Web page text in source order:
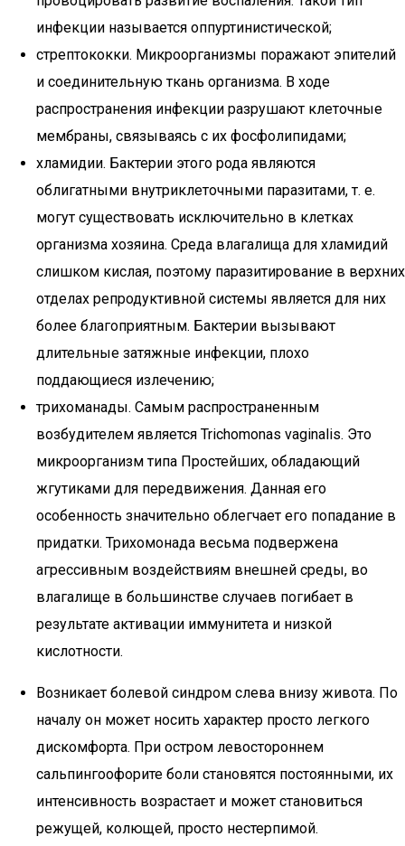
инфекции называется оппуртинистической;
стрептококки. Микроорганизмы поражают эпителий
и соединительную ткань организма. В ходе
распространения инфекции разрушают клеточные
мембраны, связываясь с их фосфолипидами;
хламидии. Бактерии этого рода являются
облигатными внутриклеточными паразитами, т. е.
могут существовать исключительно в клетках
организма хозяина. Среда влагалища для хламидий
слишком кислая, поэтому паразитирование в верхних
отделах репродуктивной системы является для них
более благоприятным. Бактерии вызывают
длительные затяжные инфекции, плохо
поддающиеся излечению;
трихоманады. Самым распространенным
возбудителем является Trichomonas vaginalis. Это
микроорганизм типа Простейших, обладающий
жгутиками для передвижения. Данная его
особенность значительно облегчает его попадание в
придатки. Трихомонада весьма подвержена
агрессивным воздействиям внешней среды, во
влагалище в большинстве случаев погибает в
результате активации иммунитета и низкой
кислотности.
Возникает болевой синдром слева внизу живота. По
началу он может носить характер просто легкого
дискомфорта. При остром левостороннем
сальпингоофорите боли становятся постоянными, их
интенсивность возрастает и может становиться
режущей, колющей, просто нестерпимой.